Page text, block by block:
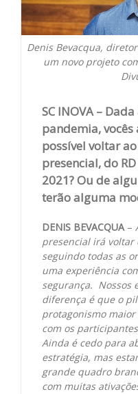
Denis Bevacqua,
um novo projeto
SC INOVA –
pandemia,
possível voltar
presencial, do
2021? Ou de
terão alguma
DENIS BEVACQUA –
presencial irá voltar
seguindo todas as
uma experiência
segurança. Nossos
diferença é que o
protagonismo
com os
Ainda é cedo para
estratégia, mas
grande quadro
com muitas